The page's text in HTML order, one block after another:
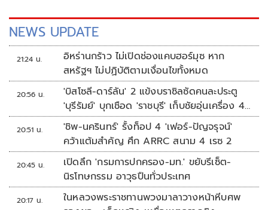
NEWS UPDATE
21:24 น.
อิหร่านกร้าว ไม่เปิดช่องแคบฮอร์มุซ หาก
สหรัฐฯ ไม่ปฏิบัติตามเงื่อนไขทั้งหมด
20:56 น.
'บิสโซลี-ดาร์ลัน' 2 แข้งบราซิลซัดคนละประตู
'บุรีรัมย์' บุกเชือด 'ราชบุรี' เก็บชัยอุ่นเครื่อง 4
นัดรวด
20:51 น.
'ชิพ-นครินทร์' รั้งท็อป 4 'เฟอร์-ปัญจรุจน์'
คว้าแต้มสำคัญ ศึก ARRC สนาม 4 เรซ 2
20:45 น.
เปิดลึก 'กรมการปกครอง-มท.' ขยับรีเซ็ต-
นิรโทษกรรม อาวุธปืนทั่วประเทศ
20:17 น.
ในหลวงพระราชทานพวงมาลาวางหน้าหีบศพ